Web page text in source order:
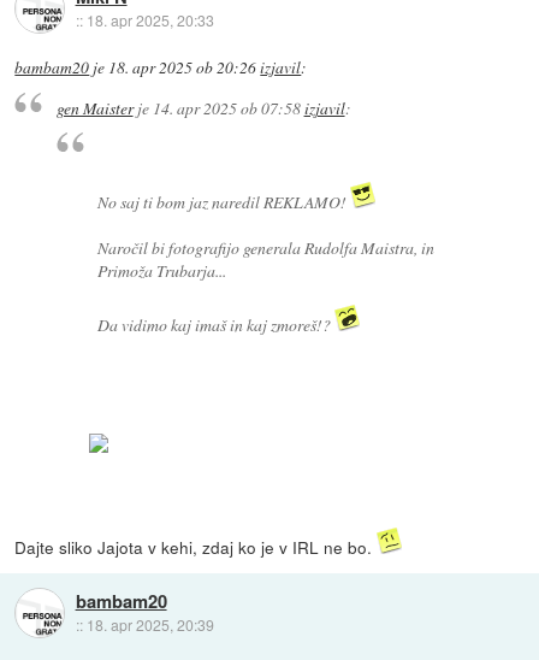
:: 18. apr 2025, 20:33
bambam20 je 18. apr 2025 ob 20:26izjavil:
gen Maisterje 14. apr 2025 ob 07:58izjavil:
No saj ti bom jaz naredil REKLAMO!
Naročil bi fotografijo generala Rudolfa Maistra, in
Primoža Trubarja...
Da vidimo kaj imaš in kaj zmoreš!?
Dajte sliko Jajota v kehi, zdaj ko je v IRL ne bo.
bambam20
:: 18. apr 2025, 20:39